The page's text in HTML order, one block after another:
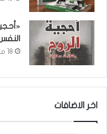
18 مايو، 2026
اخر الاضافات